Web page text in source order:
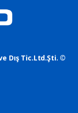
Dış Tic.Ltd.Şti. ©